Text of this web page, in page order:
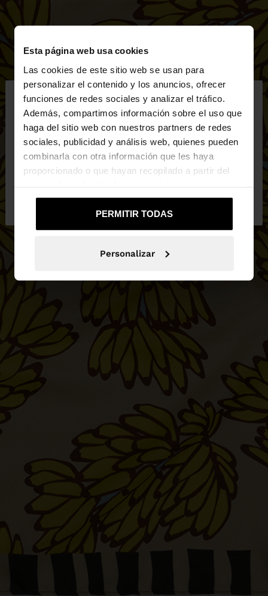
Esta página web usa cookies
Las cookies de este sitio web se usan para
personalizar el contenido y los anuncios, ofrecer
funciones de redes sociales y analizar el tráfico.
Además, compartimos información sobre el uso que
haga del sitio web con nuestros partners de redes
sociales, publicidad y análisis web, quienes pueden
combinarla con otra información que les haya
proporcionado o que hayan recopilado a partir del
PERMITIR TODAS
Personalizar
hola
Estás accediendo a la web de España. ¿Quieres ir a
la web de United States?